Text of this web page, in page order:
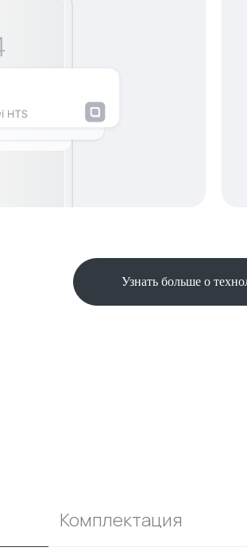
Узнать больше о
Комплектация